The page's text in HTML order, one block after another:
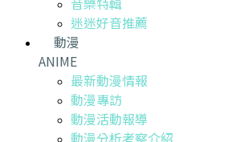
迷迷好音推薦
動漫
ANIME
最新動漫情報
動漫專訪
動漫活動報導
動漫分析考察介紹